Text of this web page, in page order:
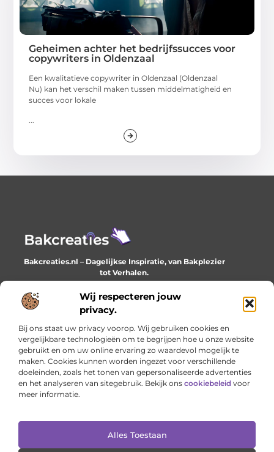
Wij respecteren jouw
privacy.
Bij ons staat uw privacy voorop. Wij gebruiken cookies en
vergelijkbare technologieën om te begrijpen hoe u onze website
gebruikt en om uw online ervaring zo waardevol mogelijk te
maken. Cookies kunnen worden ingezet voor verschillende
doeleinden, zoals het tonen van gepersonaliseerde advertenties
en het analyseren van sitegebruik. Bekijk ons cookiebeleid voor
meer informatie.
Alles Toestaan
Geheimen achter het bedrijfssucces voor
copywriters in Oldenzaal
Een kwalitatieve copywriter in Oldenzaal (Oldenzaal
Nu) kan het verschil maken tussen middelmatigheid en
succes voor lokale
Bakcreaties.nl – Dagelijkse Inspiratie, van Bakplezier
tot Verhalen.
Ontdek unieke en creatieve verhalen die je elke dag
verrijken en inspireren.
Onze informatie
Cookiebeleid (EU)